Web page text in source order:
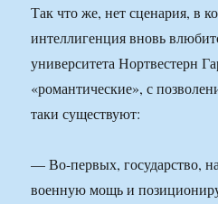
Так что же, нет сценария, в
интеллигенция вновь
университета Нортвестерн
«романтические», с
таки существуют:
— Во-первых, государство,
военную мощь и